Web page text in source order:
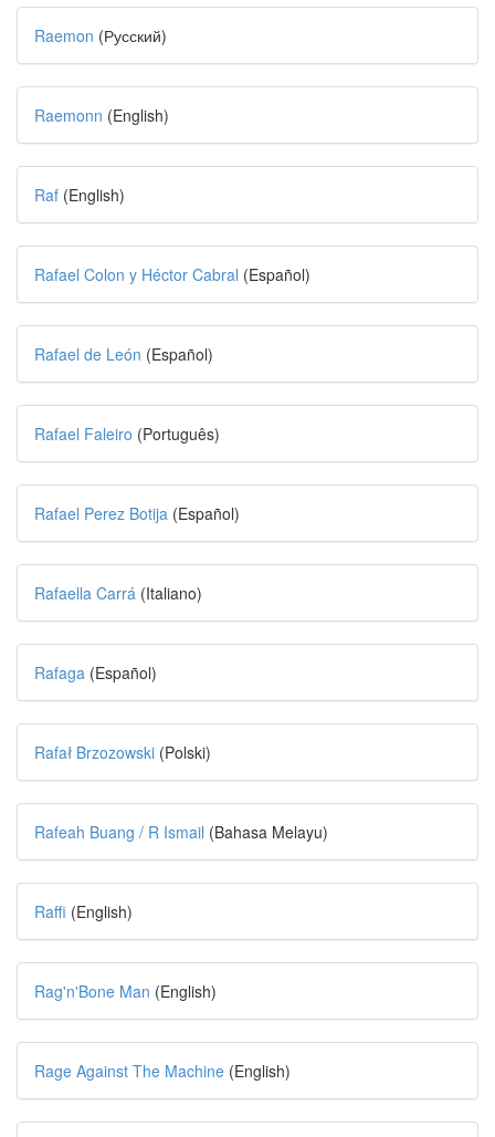
Raemon (Русский)
Raemonn (English)
Raf (English)
Rafael Colon y Héctor Cabral (Español)
Rafael de León (Español)
Rafael Faleiro (Português)
Rafael Perez Botija (Español)
Rafaella Carrá (Italiano)
Rafaga (Español)
Rafał Brzozowski (Polski)
Rafeah Buang / R Ismail (Bahasa Melayu)
Raffi (English)
Rag'n'Bone Man (English)
Rage Against The Machine (English)